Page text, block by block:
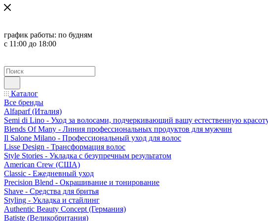
график работы: по будням
с 11:00 до 18:00
Каталог
Все бренды
Alfaparf (Италия)
Semi di Lino - Уход за волосами, подчеркивающий вашу естественную
Blends Of Many - Линия профессиональных продуктов для мужчин
Il Salone Milano - Профессиональный уход для волос
Lisse Design - Трансформация волос
Style Stories - Укладка с безупречным результатом
American Crew (США)
Classic - Ежедневный уход
Precision Blend - Окрашивание и тонирование
Shave - Средства для бритья
Styling - Укладка и стайлинг
Authentic Beauty Concept (Германия)
Batiste (Великобритания)